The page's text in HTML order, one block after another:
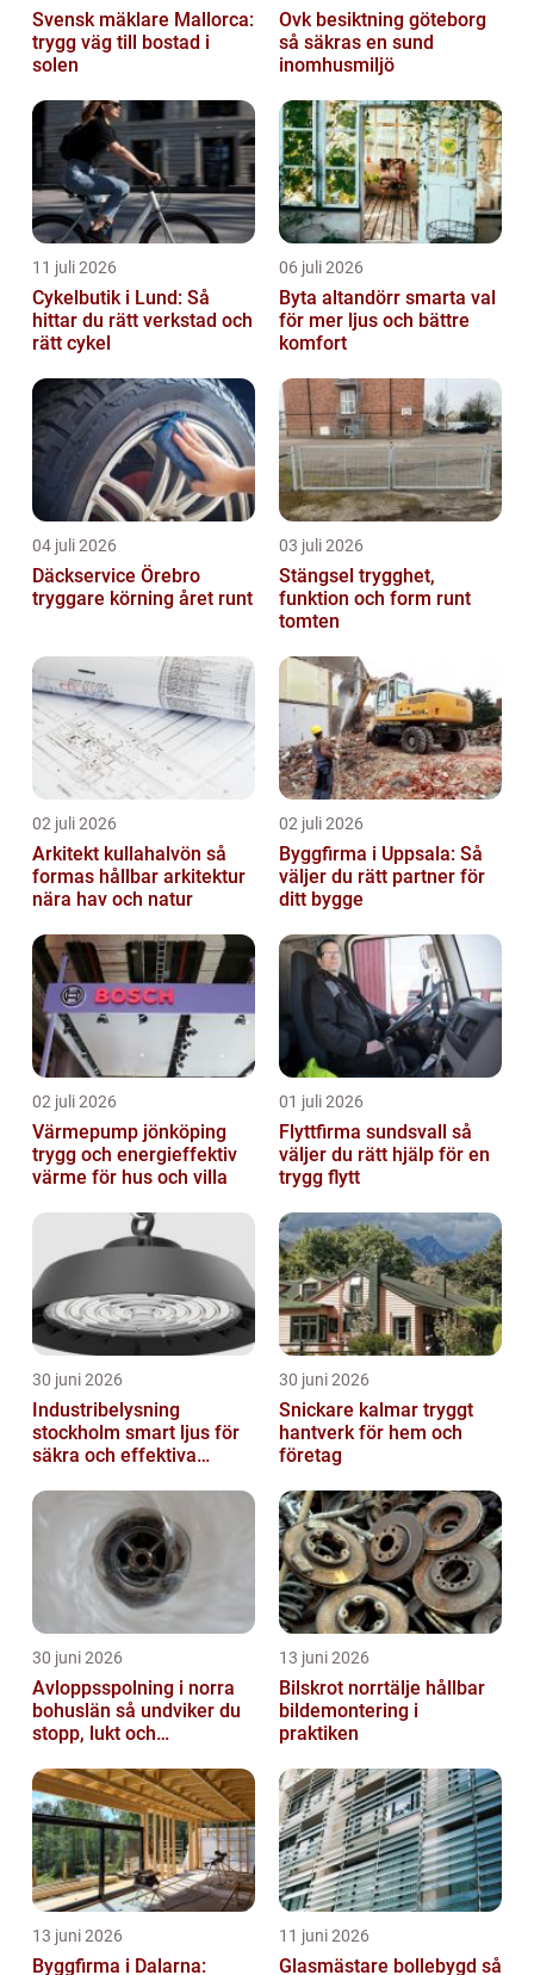
Svensk mäklare Mallorca:
trygg väg till bostad i
solen
Ovk besiktning göteborg
så säkras en sund
inomhusmiljö
11 juli 2026
Cykelbutik i Lund: Så
hittar du rätt verkstad och
rätt cykel
06 juli 2026
Byta altandörr smarta val
för mer ljus och bättre
komfort
04 juli 2026
Däckservice Örebro
tryggare körning året runt
03 juli 2026
Stängsel trygghet,
funktion och form runt
tomten
02 juli 2026
Arkitekt kullahalvön så
formas hållbar arkitektur
nära hav och natur
02 juli 2026
Byggfirma i Uppsala: Så
väljer du rätt partner för
ditt bygge
02 juli 2026
Värmepump jönköping
trygg och energieffektiv
värme för hus och villa
01 juli 2026
Flyttfirma sundsvall så
väljer du rätt hjälp för en
trygg flytt
30 juni 2026
Industribelysning
stockholm smart ljus för
säkra och effektiva
30 juni 2026
Snickare kalmar tryggt
hantverk för hem och
företag
30 juni 2026
Avloppsspolning i norra
bohuslän så undviker du
stopp, lukt och
13 juni 2026
Bilskrot norrtälje hållbar
bildemontering i
praktiken
13 juni 2026
Byggfirma i Dalarna:
11 juni 2026
Glasmästare bollebygd så